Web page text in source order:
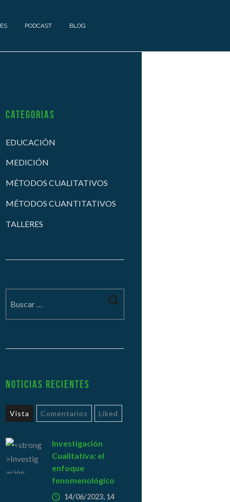
PODCAST BLOG
Categorias
EDUCACIÓN
MEDICIÓN
MÉTODOS CUALITATIVOS
MÉTODOS CUANTITATIVOS
TALLERES
Noticias Recientes
Vista Comentarios Liked
Investigación
Cualitativa: el
enfoque
fenomenológico
14/06/2023, 14